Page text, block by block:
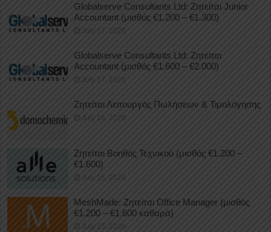
Globalserve Consultants Ltd: Ζητείται Junior
Accountant (μισθός €1.200 – €1.300)
July 17, 2026
Globalserve Consultants Ltd: Ζητείται
Accountant (μισθός €1.600 – €2.000)
July 17, 2026
Ζητείται Λειτουργός Πωλήσεων & Τιμολόγησης
July 16, 2026
Ζητείται Βοηθός Τεχνικού (μισθός €1.200 –
€1.600)
July 15, 2026
MeshMade: Ζητείται Office Manager (μισθός
€1.200 – €1.600 καθαρά)
July 15, 2026